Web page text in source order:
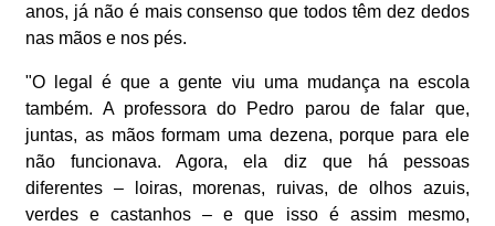
anos, já não é mais consenso que todos têm dez dedos
nas mãos e nos pés.
"O legal é que a gente viu uma mudança na escola
também. A professora do Pedro parou de falar que,
juntas, as mãos formam uma dezena, porque para ele
não funcionava. Agora, ela diz que há pessoas
diferentes – loiras, morenas, ruivas, de olhos azuis,
verdes e castanhos – e que isso é assim mesmo,